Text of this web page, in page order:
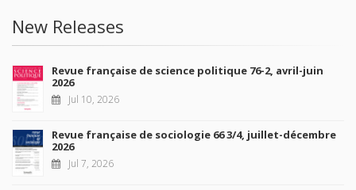
New Releases
Revue française de science politique 76-2, avril-juin
2026
Jul 10, 2026
Revue française de sociologie 66 3/4, juillet-décembre
2026
Jul 7, 2026